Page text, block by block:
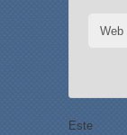
Web
Este